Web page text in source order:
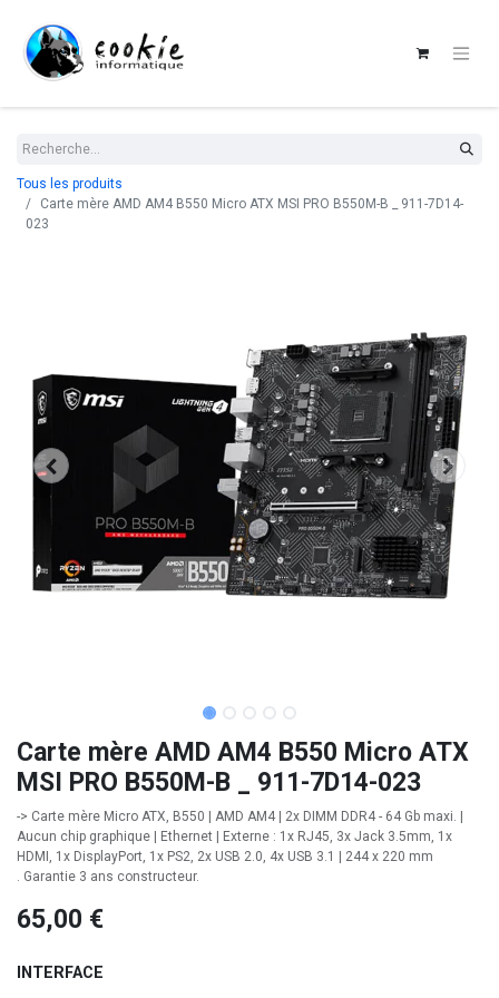
Tous les produits
Carte mère AMD AM4 B550 Micro ATX MSI PRO B550M-B _ 911-7D14-
023
Carte mère AMD AM4 B550 Micro ATX
MSI PRO B550M-B _ 911-7D14-023
-> Carte mère Micro ATX, B550 | AMD AM4 | 2x DIMM DDR4 - 64 Gb maxi. |
Aucun chip graphique | Ethernet | Externe : 1x RJ45, 3x Jack 3.5mm, 1x
HDMI, 1x DisplayPort, 1x PS2, 2x USB 2.0, 4x USB 3.1 | 244 x 220 mm
. Garantie 3 ans constructeur.
65,00 €
INTERFACE